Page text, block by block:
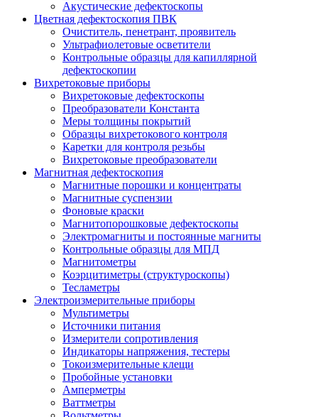
Акустические дефектоскопы
Цветная дефектоскопия ПВК
Очиститель, пенетрант, проявитель
Ультрафиолетовые осветители
Контрольные образцы для капиллярной
дефектоскопии
Вихретоковые приборы
Вихретоковые дефектоскопы
Преобразователи Константа
Меры толщины покрытий
Образцы вихретокового контроля
Каретки для контроля резьбы
Вихретоковые преобразователи
Магнитная дефектоскопия
Магнитные порошки и концентраты
Магнитные суспензии
Фоновые краски
Магнитопорошковые дефектоскопы
Электромагниты и постоянные магниты
Контрольные образцы для МПД
Магнитометры
Коэрцитиметры (структуроскопы)
Тесламетры
Электроизмерительные приборы
Мультиметры
Источники питания
Измерители сопротивления
Индикаторы напряжения, тестеры
Токоизмерительные клещи
Пробойные установки
Амперметры
Ваттметры